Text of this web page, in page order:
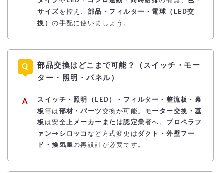
サイズ を控え、 部品・フィルター・電球（LED交
換） の手配に使いましょう。
部品交換はどこまで可能？（スイッチ・モー
ター・照明・パネル）
スイッチ・照明（LED）・フィルター・整流板・幕
板等は 部材・パーツ 交換が可能。
モーター交換・基
板 は安全上 メーカーまたは認定業者へ。 プロペラフ
ァン→シロッコ など方式変更は ダクト・外壁フー
ド・換気量の再設計が必要です。